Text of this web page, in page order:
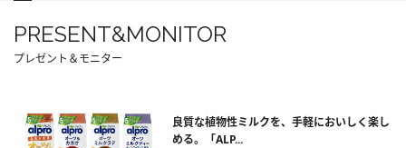
PRESENT&MONITOR
プレゼント＆モニター
良質な植物性ミルクを、手軽においしく楽し
める。「ALP...